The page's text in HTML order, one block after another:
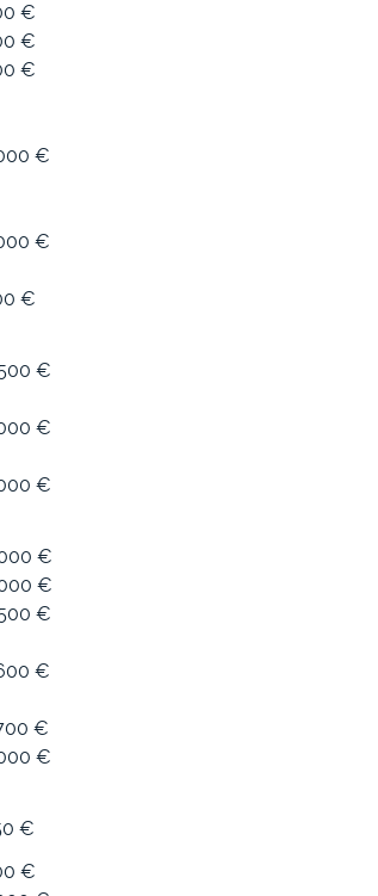
€
€
€
€
€
€
€
€
€
€
€
€
€
€
€
€
€